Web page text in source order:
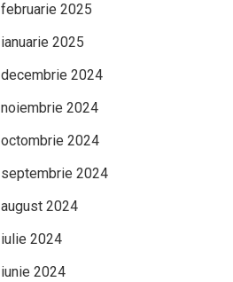
februarie 2025
ianuarie 2025
decembrie 2024
noiembrie 2024
octombrie 2024
septembrie 2024
august 2024
iulie 2024
iunie 2024